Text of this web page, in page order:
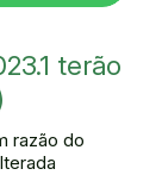
terão
razão do